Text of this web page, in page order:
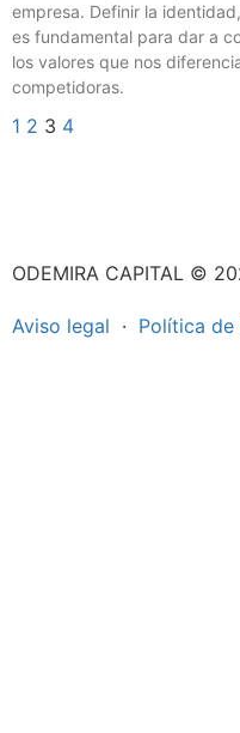
empresa. Definir la
es fundamental para dar a
los valores que nos
competidoras.
1 2 3 4
ODEMIRA CAPITAL ©
Aviso legal · Política de